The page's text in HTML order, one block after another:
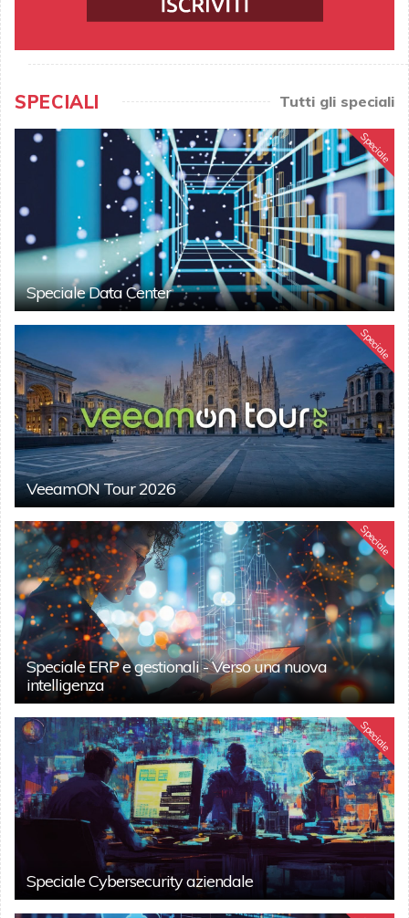
SPECIALI Tutti gli speciali
Speciale
Speciale Data Center
Speciale
VeeamON Tour 2026
Speciale
Speciale ERP e gestionali - Verso una nuova
intelligenza
Speciale
Speciale Cybersecurity aziendale